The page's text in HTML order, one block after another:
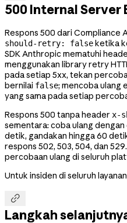
500 Internal Server
Respons 500 dari Compliance
should-retry: falseketika
SDK Anthropic mematuhi
menggunakan library retry
pada setiap 5xx, tekan
bernilai false; mencoba ulang
yang sama pada setiap
Respons 500 tanpa header x-
sementara: coba ulang
detik, gandakan hingga 60
respons 502, 503, 504, dan
percobaan ulang di seluruh
Untuk insiden di seluruh

Langkah